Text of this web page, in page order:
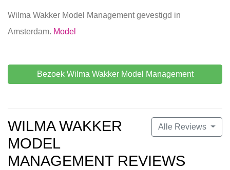
Wilma Wakker Model Management gevestigd in
Amsterdam. Model
Bezoek Wilma Wakker Model Management
Alle Reviews
WILMA WAKKER
MODEL
MANAGEMENT REVIEWS